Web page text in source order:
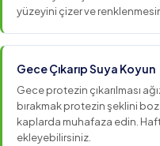
yüzeyini çizer ve
Gece Çıkarıp Suya Koyun
Gece protezin çıkarılması
bırakmak protezin şeklini
kaplarda muhafaza edin.
ekleyebilirsiniz.